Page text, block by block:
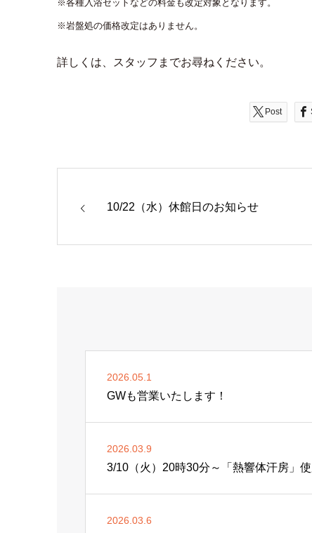
※各種入浴セットなどの料金も改定対象となります。
※岩盤処の価格改定はありません。
詳しくは、スタッフまでお尋ねください。
Post
10/22（水）休館日のお知らせ
2026.05.1
GWも営業いたします！
2026.03.9
3/10（火）20時30分～「熱響体汗房」
2026.03.6